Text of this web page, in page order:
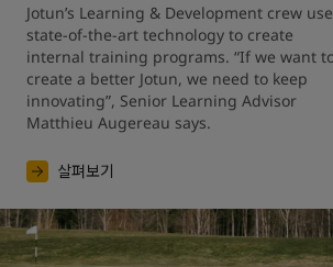
Jotun’s Learning & Development crew
state-of-the-art technology to create
internal training programs. “If we want
create a better Jotun, we need to keep
innovating”, Senior Learning Advisor
Matthieu Augereau says.
살펴보기